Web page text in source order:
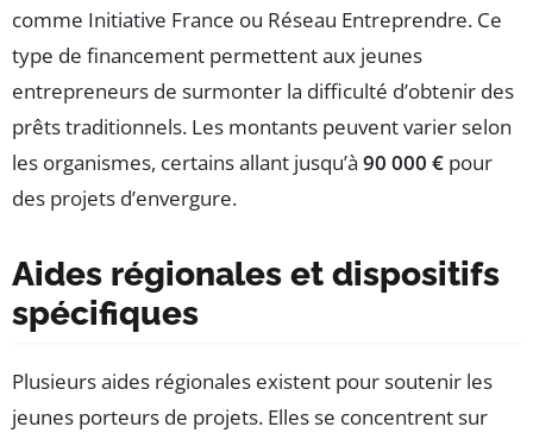
comme Initiative France ou Réseau Entreprendre. Ce
type de financement permettent aux jeunes
entrepreneurs de surmonter la difficulté d’obtenir des
prêts traditionnels. Les montants peuvent varier selon
les organismes, certains allant jusqu’à 90 000 € pour
des projets d’envergure.
Aides régionales et dispositifs
spécifiques
Plusieurs aides régionales existent pour soutenir les
jeunes porteurs de projets. Elles se concentrent sur